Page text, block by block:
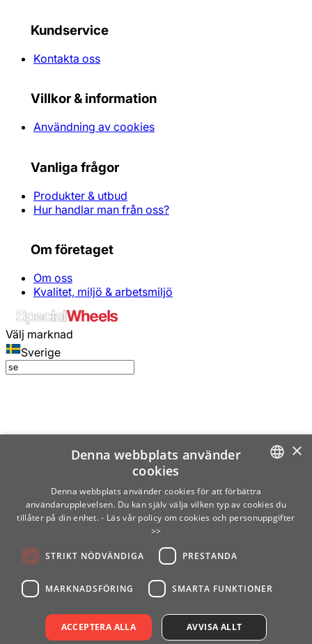
Kundservice
Kontakta oss
Villkor & information
Användning av cookies
Vanliga frågor
Produkter & utbud
Hur handlar man från oss?
Om företaget
Om oss
Kvalitet, miljö & arbetsmiljö
Välj marknad
Sverige
SWEDISH
×
Denna webbplats använder
cookies
Denna webbplats använder cookies för att förbättra
användarupplevelsen. Du kan själv välja vilken typ av cookies du
tillåter på din enhet. - Läs vår policy om cookies och personuppgifter
>>
STRIKT NÖDVÄNDIGA PRESTANDA
MARKNADSFÖRING SMARTA FUNKTIONER
ACCEPTERA ALLA AVVISA ALLT